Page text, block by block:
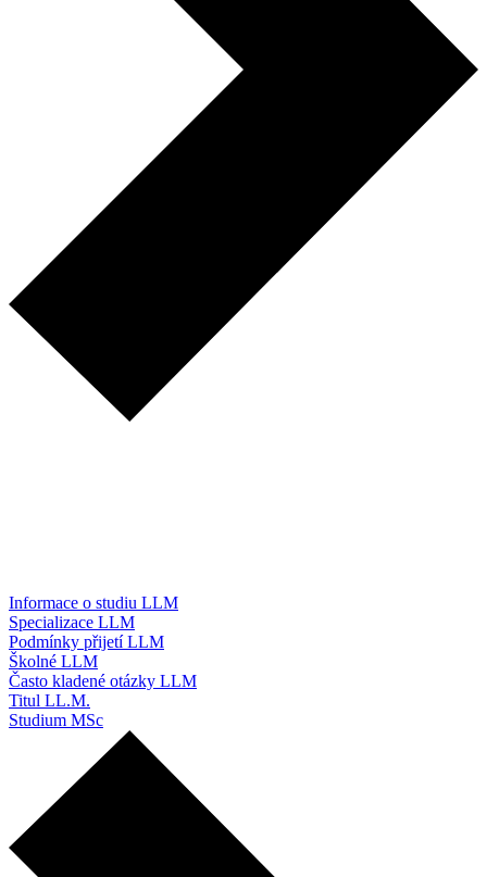
Informace o studiu LLM
Specializace LLM
Podmínky přijetí LLM
Školné LLM
Často kladené otázky LLM
Titul LL.M.
Studium MSc